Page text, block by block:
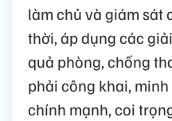
làm chủ và giám sát
thời, áp dụng các
quả phòng, chống
phải công khai,
chính mạnh, coi